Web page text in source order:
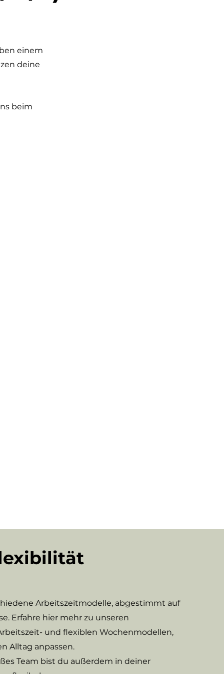
einem
deine
beim
Arbeitszeitmodelle, abgestimmt auf
Erfahre hier mehr zu unseren
und flexiblen Wochenmodellen,
Alltag anpassen.
Team bist du außerdem in deiner